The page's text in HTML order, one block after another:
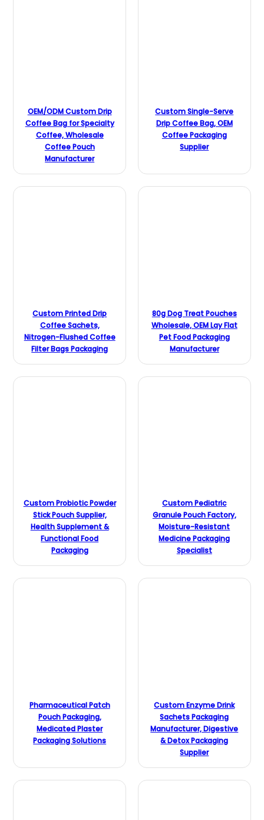
OEM/ODM Custom Drip
Coffee Bag for Specialty
Coffee, Wholesale
Coffee Pouch
Manufacturer
Custom Single-Serve
Drip Coffee Bag, OEM
Coffee Packaging
Supplier
Custom Printed Drip
Coffee Sachets,
Nitrogen-Flushed Coffee
Filter Bags Packaging
80g Dog Treat Pouches
Wholesale, OEM Lay Flat
Pet Food Packaging
Manufacturer
Custom Probiotic Powder
Stick Pouch Supplier,
Health Supplement &
Functional Food
Packaging
Custom Pediatric
Granule Pouch Factory,
Moisture-Resistant
Medicine Packaging
Specialist
Pharmaceutical Patch
Pouch Packaging,
Medicated Plaster
Packaging Solutions
Custom Enzyme Drink
Sachets Packaging
Manufacturer, Digestive
& Detox Packaging
Supplier